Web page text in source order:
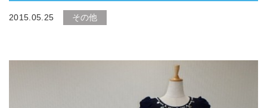
2015.05.25 その他